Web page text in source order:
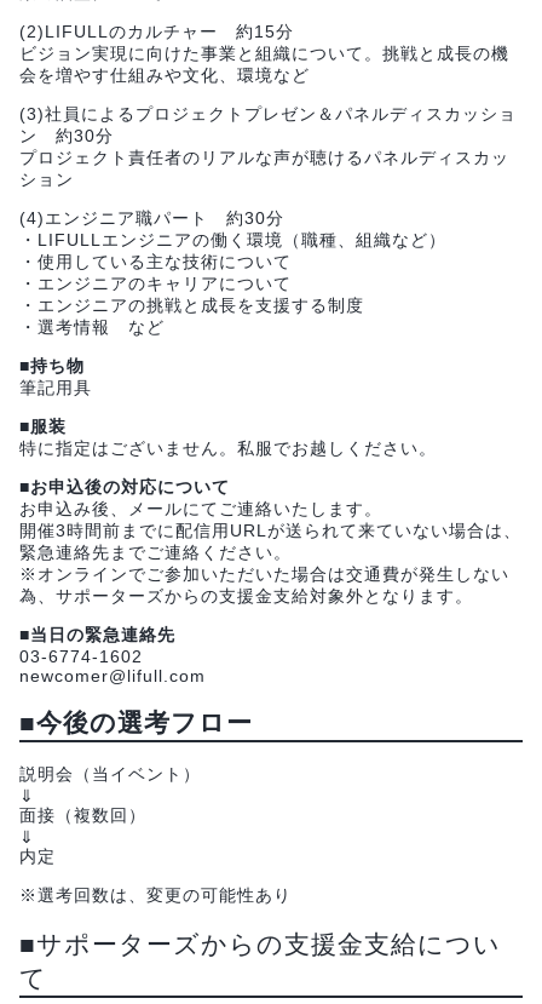
(2)LIFULLのカルチャー 約15分
ビジョン実現に向けた事業と組織について。挑戦と成長の機
会を増やす仕組みや文化、環境など
(3)社員によるプロジェクトプレゼン＆パネルディスカッショ
ン 約30分
プロジェクト責任者のリアルな声が聴けるパネルディスカッ
ション
(4)エンジニア職パート 約30分
・LIFULLエンジニアの働く環境（職種、組織など）
・使用している主な技術について
・エンジニアのキャリアについて
・エンジニアの挑戦と成長を支援する制度
・選考情報 など
■持ち物
筆記用具
■服装
特に指定はございません。私服でお越しください。
■お申込後の対応について
お申込み後、メールにてご連絡いたします。
開催3時間前までに配信用URLが送られて来ていない場合は、
緊急連絡先までご連絡ください。
※オンラインでご参加いただいた場合は交通費が発生しない
為、サポーターズからの支援金支給対象外となります。
■当日の緊急連絡先
03-6774-1602
newcomer@lifull.com
■今後の選考フロー
説明会（当イベント）
⇓
面接（複数回）
⇓
内定
※選考回数は、変更の可能性あり
■サポーターズからの支援金支給につい
て